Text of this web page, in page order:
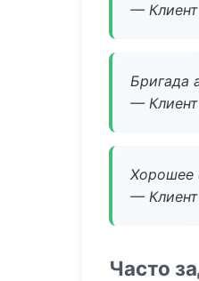
—
Бригада
—
Хорошее
—
Часто